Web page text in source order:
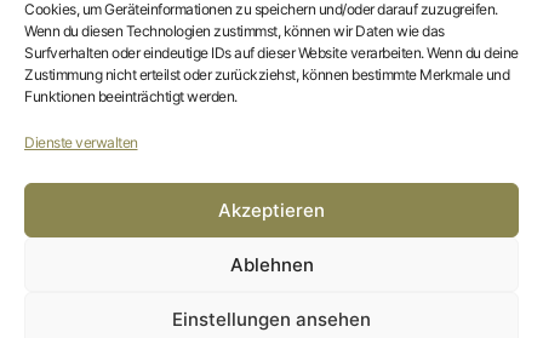
Cookies, um Geräteinformationen zu speichern und/oder darauf zuzugreifen.
Wenn du diesen Technologien zustimmst, können wir Daten wie das
Surfverhalten oder eindeutige IDs auf dieser Website verarbeiten. Wenn du deine
Zustimmung nicht erteilst oder zurückziehst, können bestimmte Merkmale und
Funktionen beeinträchtigt werden.
Dienste verwalten
Akzeptieren
Ablehnen
Einstellungen ansehen
VEREINSSTEUERRECHT COTTBUS
VEREINSSTEUERRECHT IN BRAUNSCHWEIG
STARTSEITE